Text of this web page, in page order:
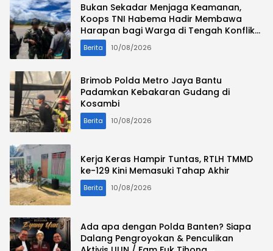
Bukan Sekadar Menjaga Keamanan,
Koops TNI Habema Hadir Membawa
Harapan bagi Warga di Tengah Konflik
Ugimba, Papua Tengah
Berita 10/08/2026
Brimob Polda Metro Jaya Bantu
Padamkan Kebakaran Gudang di
Kosambi
Berita 10/08/2026
Kerja Keras Hampir Tuntas, RTLH TMMD
ke-129 Kini Memasuki Tahap Akhir
Berita 10/08/2026
Ada apa dengan Polda Banten? Siapa
Dalang Pengroyokan & Penculikan